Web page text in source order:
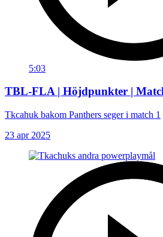
5:03
TBL-FLA | Höjdpunkter |
Tkcahuk bakom Panthers seger i match 1
23 apr 2025